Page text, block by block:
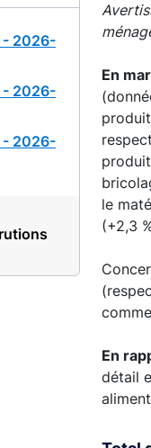
- 2026-
- 2026-
- 2026-
En
le
(+2,3
En
détail